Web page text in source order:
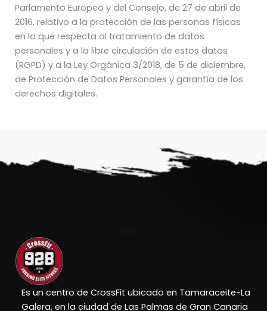
Parlamento Europeo y del Consejo, de 27 de abril de
2016, relativo a la protección de las personas físicas
en lo que respecta al tratamiento de datos
personales y a la libre circulación de estos datos
(RGPD) y a la Ley Orgánica 3/2018, de 5 de diciembre,
de Protección de Datos Personales y garantía de los
derechos digitales.
Es un centro de CrossFit ubicado en Tamaraceite-La
Galera, en la ciudad de Las Palmas de Gran Canaria